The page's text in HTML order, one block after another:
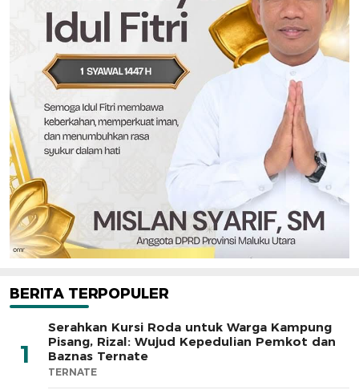
BERITA TERPOPULER
1
Serahkan Kursi Roda untuk Warga Kampung
Pisang, Rizal: Wujud Kepedulian Pemkot dan
Baznas Ternate
TERNATE